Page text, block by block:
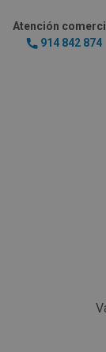
Atención
914 842 874